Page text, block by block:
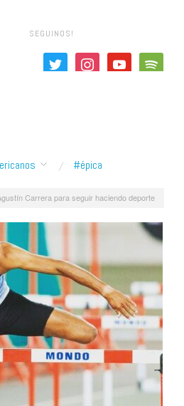
SEGUINOS!
twitter instagram youtube spotify
#épica
Carrera para seguir haciendo deporte